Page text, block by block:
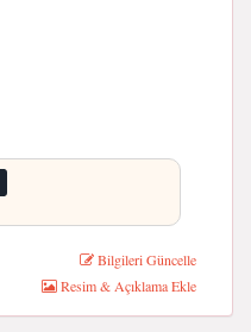
Bilgileri Güncelle
Resim & Açıklama Ekle